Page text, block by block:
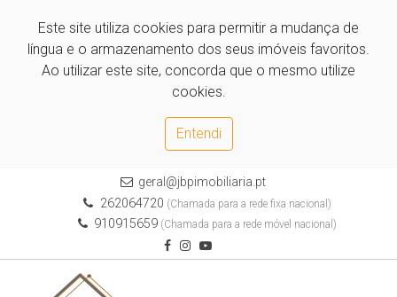
Este site utiliza cookies para permitir a mudança de
língua e o armazenamento dos seus imóveis favoritos.
Ao utilizar este site, concorda que o mesmo utilize
cookies.
Entendi
geral@jbpimobiliaria.pt
262064720 (Chamada para a rede fixa nacional)
910915659 (Chamada para a rede móvel nacional)